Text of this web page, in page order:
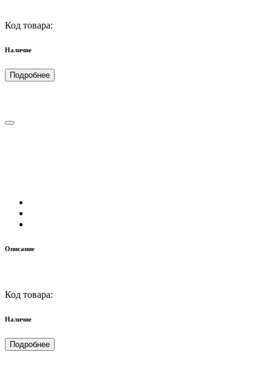
Код товара:
Наличие
Подробнее
Описание
Код товара:
Наличие
Подробнее